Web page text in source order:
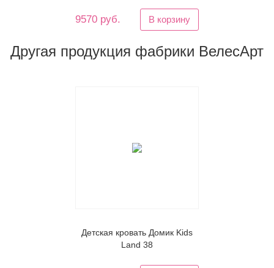
9570 руб. В корзину
Другая продукция фабрики ВелесАрт
Детская кровать Домик Kids
Land 38